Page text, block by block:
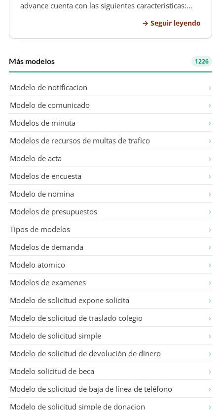
advance cuenta con las siguientes caracteristicas:
licenciado a ARM y producido por Nintendo.
Memoria: 32 KB de memoria interna y 9…
Seguir leyendo
Más modelos 1226
Modelo de notificacion
Modelo de comunicado
Modelos de minuta
Modelos de recursos de multas de trafico
Modelo de acta
Modelos de encuesta
Modelo de nomina
Modelos de presupuestos
Tipos de modelos
Modelos de demanda
Modelo atomico
Modelos de examenes
Modelo de solicitud expone solicita
Modelo de solicitud de traslado colegio
Modelo de solicitud simple
Modelo de solicitud de devolución de dinero
Modelo solicitud de beca
Modelo de solicitud de baja de línea de teléfono
Modelo de solicitud simple de donacion